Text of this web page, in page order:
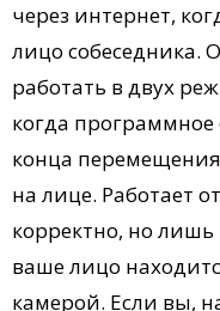
через интернет,
лицо собеседника.
работать в двух
когда
конца
на лице. Работает
корректно, но лишь
ваше лицо
камерой. Если вы,